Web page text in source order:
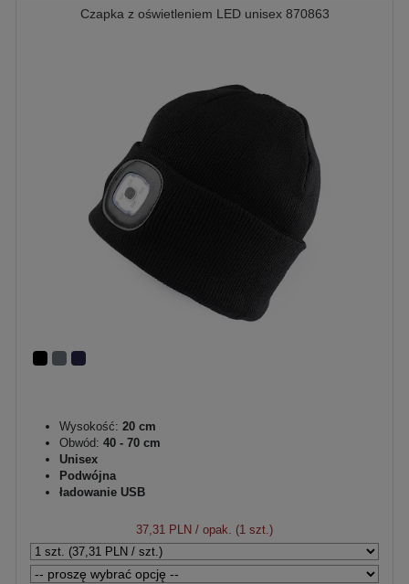
Czapka z oświetleniem LED unisex 870863
Wysokość: 20 cm
Obwód: 40 - 70 cm
Unisex
Podwójna
ładowanie USB
37,31 PLN / opak. (1 szt.)